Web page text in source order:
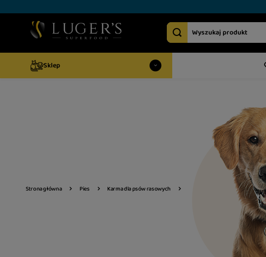
Sklep
Strona główna Pies Karma dla psów rasowych